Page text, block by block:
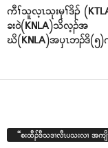
ကီၢ်သူလ့ၤသုးမုၢ်ဒိၣ်
ခး၀ဲ(KNLA)သိလ့ၣ်အ
ဃိ(KNLA)အၦၤဘၣ်ဒိ(၅)
“စးထီၣ်ဒီသဒၢလီၤပသးလၢ အက